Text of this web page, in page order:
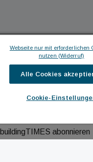
ICH MÖCHTE ...
buildingTIMES abonnieren
Webseite nur mit erforderlichen
nutzen (Widerruf)
Alle Cookies
Cookie-